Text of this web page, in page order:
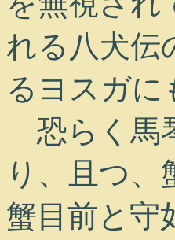
れる八犬伝
るヨスガに
恐らく馬
り、且つ
蟹目前と守